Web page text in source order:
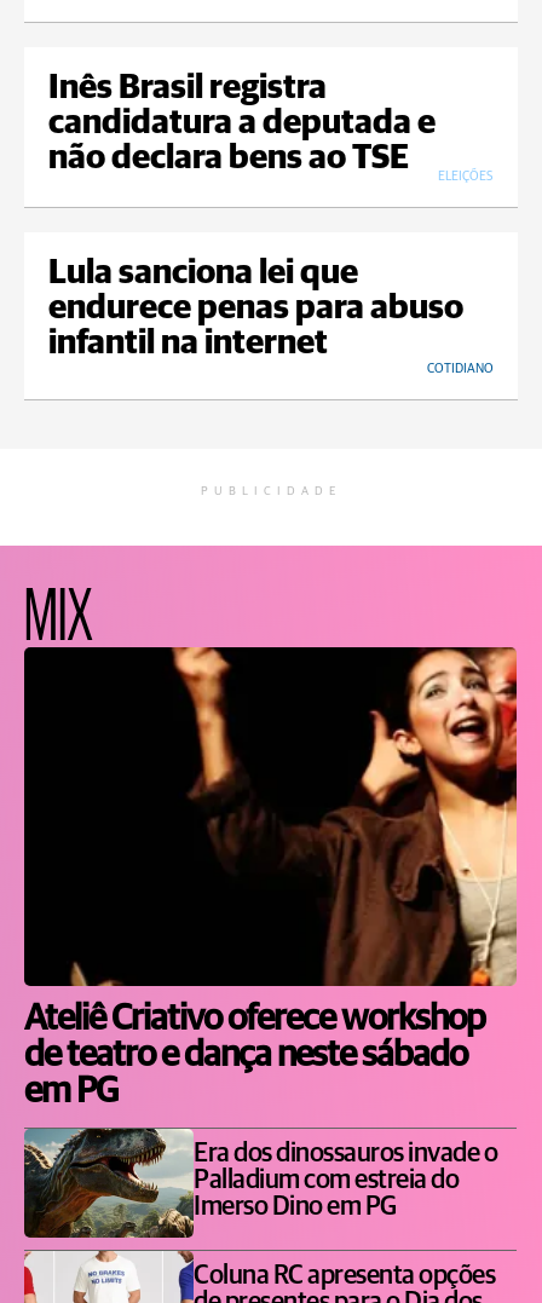
Inês Brasil registra
candidatura a deputada e
não declara bens ao TSE
ELEIÇÕES
Lula sanciona lei que
endurece penas para abuso
infantil na internet
COTIDIANO
PUBLICIDADE
MIX
Ateliê Criativo oferece workshop
de teatro e dança neste sábado
em PG
Era dos dinossauros invade o
Palladium com estreia do
Imerso Dino em PG
Coluna RC apresenta opções